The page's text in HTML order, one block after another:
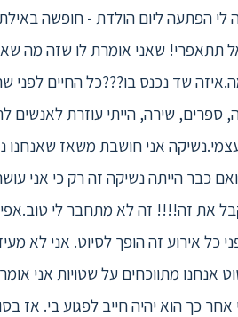
שאני אומרת לו שזה מה
שד נכנס בו???כל החיים לפני
שירה, הייתי עוזרת לאנשים
אני חושבת משאז שאנחנו
את זה!!!! זה לא מתחבר לי
אירוע זה הופך לסיוט. אני לא
אנחנו מתווכחים על שטויות אני
כך הוא יהיה חייב לפגוע בי. אז